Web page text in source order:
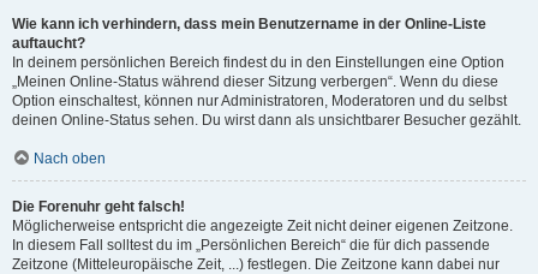
Wie kann ich verhindern, dass mein Benutzername in der Online-Liste
auftaucht?
In deinem persönlichen Bereich findest du in den Einstellungen eine Option
„Meinen Online-Status während dieser Sitzung verbergen“. Wenn du diese
Option einschaltest, können nur Administratoren, Moderatoren und du selbst
deinen Online-Status sehen. Du wirst dann als unsichtbarer Besucher gezählt.
Nach oben
Die Forenuhr geht falsch!
Möglicherweise entspricht die angezeigte Zeit nicht deiner eigenen Zeitzone.
In diesem Fall solltest du im „Persönlichen Bereich“ die für dich passende
Zeitzone (Mitteleuropäische Zeit, ...) festlegen. Die Zeitzone kann dabei nur